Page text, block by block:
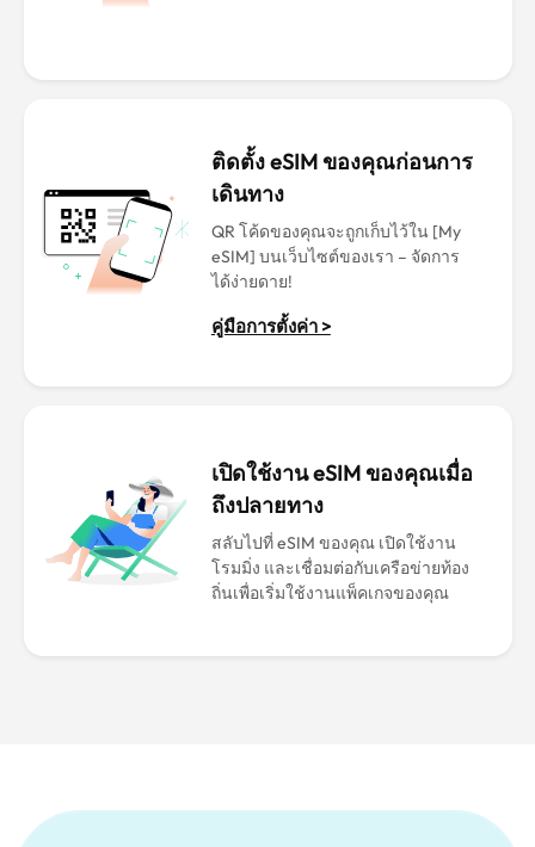
ติดตั้ง eSIM ของคุณก่อนการ
เดินทาง
QR โค้ดของคุณจะถูกเก็บไว้ใน [My
eSIM] บนเว็บไซต์ของเรา – จัดการ
ได้ง่ายดาย!
คู่มือการตั้งค่า >
เปิดใช้งาน eSIM ของคุณเมื่อ
ถึงปลายทาง
สลับไปที่ eSIM ของคุณ เปิดใช้งาน
โรมมิ่ง และเชื่อมต่อกับเครือข่ายท้อง
ถิ่นเพื่อเริ่มใช้งานแพ็คเกจของคุณ